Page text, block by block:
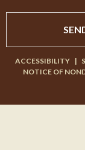
ACCESSIBILITY |
NOTICE OF